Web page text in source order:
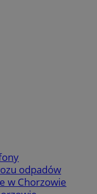
odpadów
w Chorzowie